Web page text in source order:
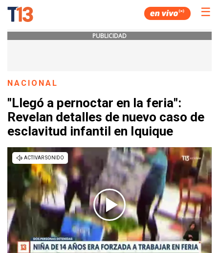
☰
PUBLICIDAD
NACIONAL
"Llegó a pernoctar en la feria":
Revelan detalles de nuevo caso de
esclavitud infantil en Iquique